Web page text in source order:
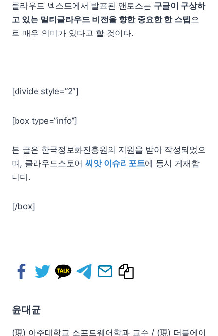
클라우드 넥스트에서 발표된 앤토스는 구글이 구상하
고 있는 멀티클라우드 비전을 향한 중요한 한 스텝 으
로 매우 의미가 있다고 할 것이다.
[divide style=”2″]
[box type=”info”]
본 글은 한국정보화진흥원의 지원을 받아 작성되었으
며, 클라우드스토어 씨앗 이슈리포트에 동시 게재합
니다.
[/box]
윤대균
(現) 아주대학교 소프트웨어학과 교수 / (現) 더블에이